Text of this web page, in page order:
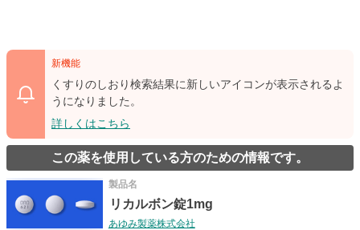
新機能
くすりのしおり検索結果に新しいアイコンが表示されるよ
うになりました。
詳しくはこちら
この薬を使用している方のための情報です。
製品名
リカルボン錠1mg
あゆみ製薬株式会社